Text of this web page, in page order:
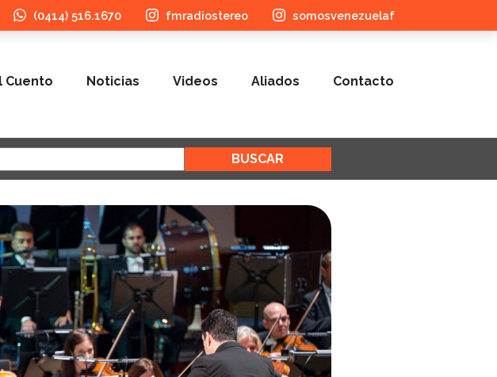
(0414) 516.1670 fmradiostereo somosvenezuelaf
Cuento Noticias Videos Aliados Contacto